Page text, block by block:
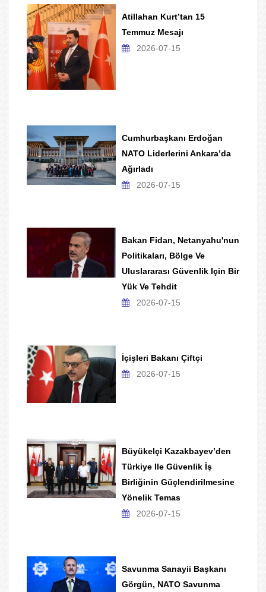
Atillahan Kurt’tan 15
Temmuz Mesajı
2026-07-15
Cumhurbaşkanı Erdoğan
NATO Liderlerini Ankara’da
Ağırladı
2026-07-15
Bakan Fidan, Netanyahu'nun
Politikaları, Bölge Ve
Uluslararası Güvenlik Için Bir
Yük Ve Tehdit
2026-07-15
İçişleri Bakanı Çiftçi
2026-07-15
Büyükelçi Kazakbayev’den
Türkiye Ile Güvenlik İş
Birliğinin Güçlendirilmesine
Yönelik Temas
2026-07-15
Savunma Sanayii Başkanı
Görgün, NATO Savunma